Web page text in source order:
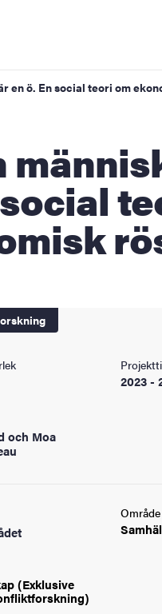
en ö. En social teori om
2023 -
och Moa
Område
(Exklusive